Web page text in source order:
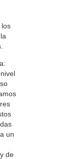
los
un
de